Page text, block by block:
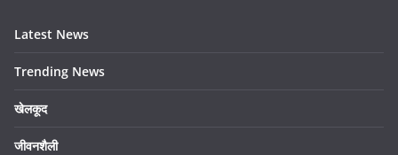
Latest News
Trending News
खेलकूद
जीवनशैली